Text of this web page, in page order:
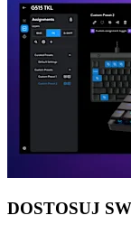
DOSTOSUJ